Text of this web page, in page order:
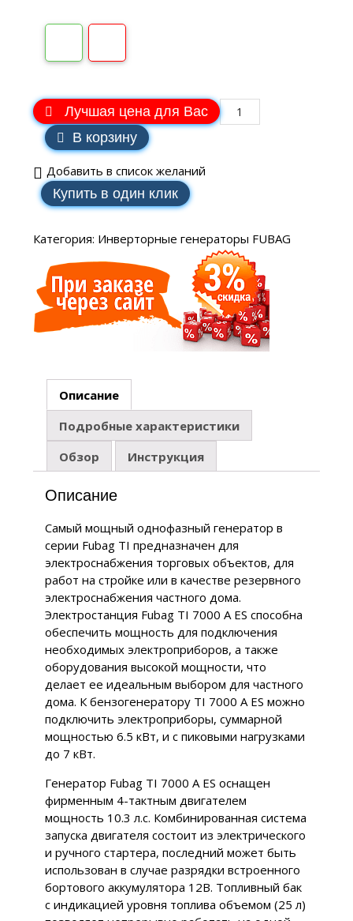
Лучшая цена для Вас
В корзину
Добавить в список желаний
Купить в один клик
Категория: Инверторные генераторы FUBAG
Описание
Подробные характеристики
Обзор
Инструкция
Описание
Самый мощный однофазный генератор в
серии Fubag TI предназначен для
электроснабжения торговых объектов, для
работ на стройке или в качестве резервного
электроснабжения частного дома.
Электростанция Fubag TI 7000 A ES способна
обеспечить мощность для подключения
необходимых электроприборов, а также
оборудования высокой мощности, что
делает ее идеальным выбором для частного
дома. К бензогенератору TI 7000 A ES можно
подключить электроприборы, суммарной
мощностью 6.5 кВт, и с пиковыми нагрузками
до 7 кВт.
Генератор Fubag TI 7000 A ES оснащен
фирменным 4-тактным двигателем
мощность 10.3 л.с. Комбинированная система
запуска двигателя состоит из электрического
и ручного стартера, последний может быть
использован в случае разрядки встроенного
бортового аккумулятора 12В. Топливный бак
с индикацией уровня топлива объемом (25 л)